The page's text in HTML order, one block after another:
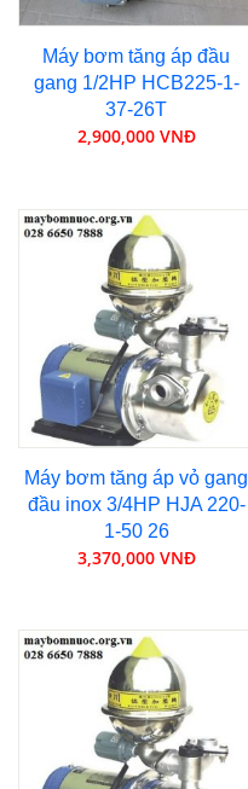
Máy bơm tăng áp đầu
gang 1/2HP HCB225-1-
37-26T
2,900,000 VNĐ
Máy bơm tăng áp vỏ gang
đầu inox 3/4HP HJA 220-
1-50 26
3,370,000 VNĐ